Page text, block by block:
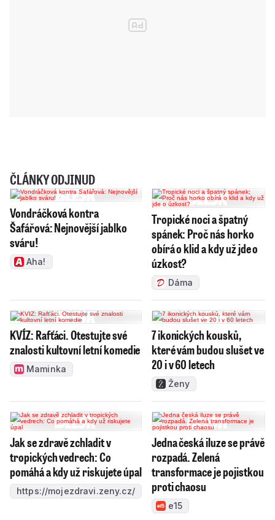
ČLÁNKY ODJINUD
Vondráčková kontra
Šafářová: Nejnovější jablko
sváru!
Aha!
Tropické noci a špatný
spánek: Proč nás horko
obírá o klid a kdy už jde o
úzkost?
Dáma
KVÍZ: Rafťáci. Otestujte své
znalosti kultovní letní komedie
Maminka
7 ikonických kousků,
které vám budou slušet ve
20 i v 60 letech
Ženy
Jak se zdravě zchladit v
tropických vedrech: Co
pomáhá a kdy už riskujete úpal
https://mojezdravi.zeny.cz/
Jedna česká iluze se právě
rozpadá. Zelená
transformace je pojistkou
proti chaosu
e15